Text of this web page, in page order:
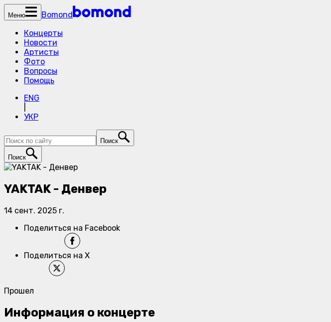
Меню
Bomond
Концерты
Новости
Артисты
Фото
Вопросы
Помощь
ENG
УКР
Поиск
Поиск
YAKTAK - Денвер
14 сент. 2025 г.
Поделиться на Facebook
Поделиться на X
Прошел
Информация о концерте